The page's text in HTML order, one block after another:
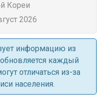
Кореи
2026
информацию из
каждый
отличаться из-за
населения.